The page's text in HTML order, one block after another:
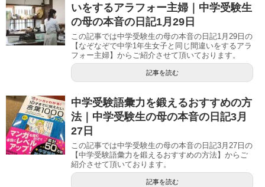
いをするアラフォー主婦｜中学受験生
の母の本音の日記1月29日
この記事では中学受験生の母の本音の日記1月29日の
【なぞなぞで中学1年生女子と同じ間違いをするアラ
フォー主婦】からご紹介させて頂いております。
記事を読む
中学受験語彙力を鍛えるおすすめの方
法｜中学受験生の母の本音の日記3月
27日
この記事では中学受験生の母の本音の日記3月27日の
【中学受験語彙力を鍛えるおすすめの方法】からご
紹介させて頂いております。
記事を読む